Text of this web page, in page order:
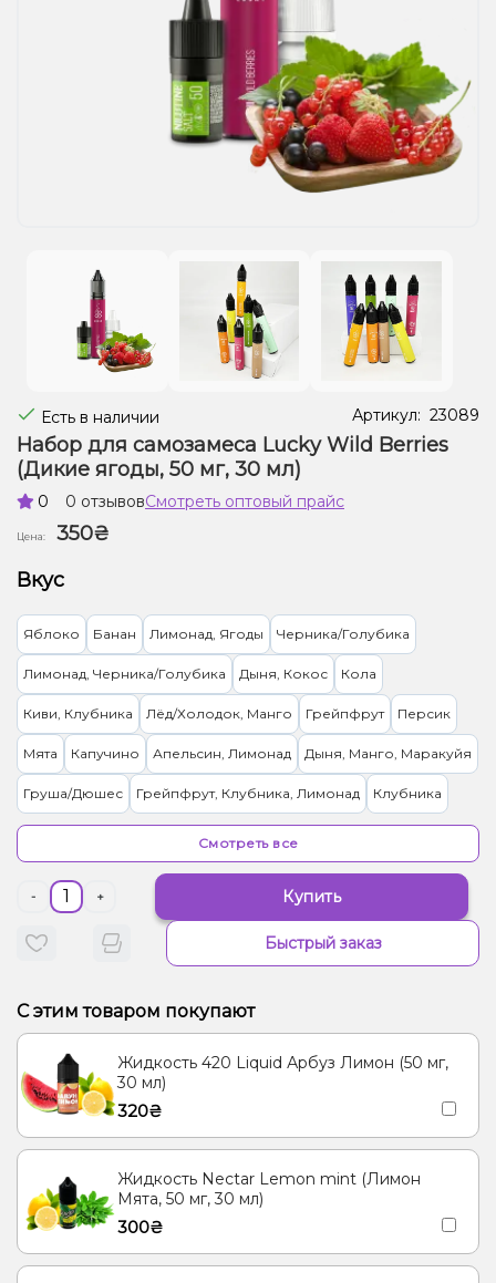
Жидкости для электронных сигарет
Подарочные наборы
Есть в наличии Артикул: 23089
Набор для самозамеса Lucky Wild Berries
(Дикие ягоды, 50 мг, 30 мл)
0 0 отзывовСмотреть оптовый прайс
Цена:
350₴
Вкус
Яблоко Банан Лимонад, Ягоды Черника/Голубика
Лимонад, Черника/Голубика Дыня, Кокос Кола
Киви, Клубника Лёд/Холодок, Манго Грейпфрут Персик
Мята Капучино Апельсин, Лимонад Дыня, Манго, Маракуйя
Груша/Дюшес Грейпфрут, Клубника, Лимонад Клубника
Лимонад, Чай Лаванда, Лимонад
Лайм, Лимон, Лимонад
Лимонад, Роза Арбуз, Лимонад Виноград
Лимон, Малина, Черника/Голубика Ананас, Ментол/Эвкалипт
Гуава, Кактус, Киви
Смотреть все
- + Купить
Быстрый заказ
С этим товаром покупают
Жидкость 420 Liquid Арбуз Лимон (50 мг,
30 мл)
320₴
Жидкость Nectar Lemon mint (Лимон
Мята, 50 мг, 30 мл)
300₴